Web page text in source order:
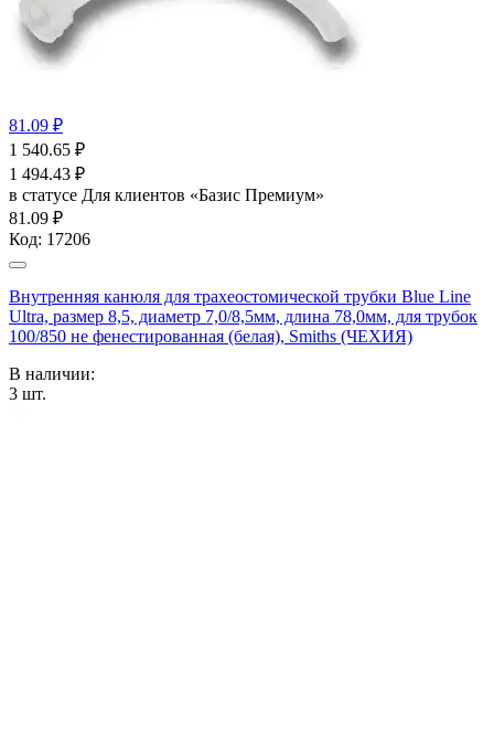
81.09 ₽
1 540.65 ₽
1 494.43 ₽
в статусе Для клиентов «Базис Премиум»
81.09 ₽
Код: 17206
Внутренняя канюля для трахеостомической трубки Blue Line
Ultra, размер 8,5, диаметр 7,0/8,5мм, длина 78,0мм, для трубок
100/850 не фенестированная (белая), Smiths (ЧЕХИЯ)
В наличии:
3 шт.